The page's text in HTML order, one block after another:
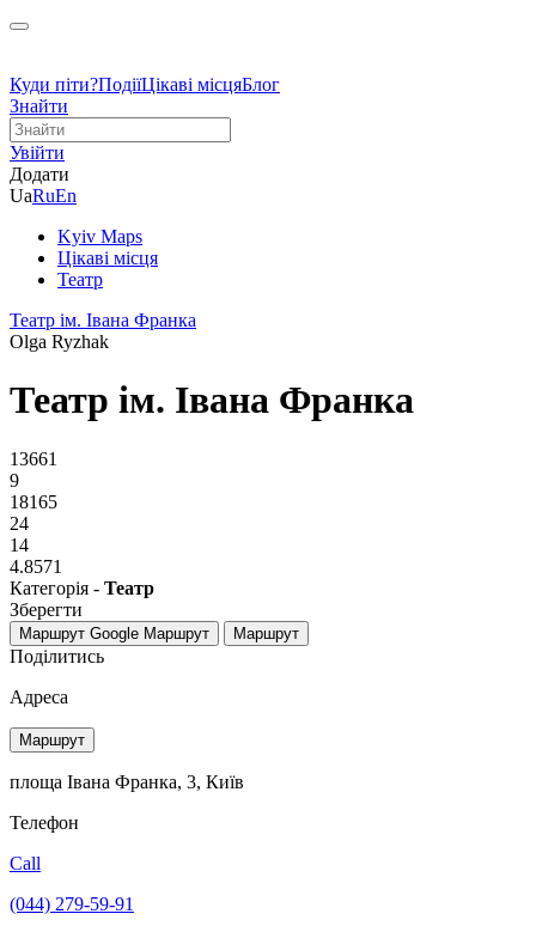
Куди піти?ПодіїЦікаві місцяБлог
Знайти
Увійти
Додати
UaRuEn
Kyiv Maps
Цікаві місця
Театр
Театр ім. Івана Франка
Olga Ryzhak
Театр ім. Івана Франка
13661
9
18165
24
14
4.8571
Категорія - Театр
Зберегти
Маршрут Google Маршрут Маршрут
Поділитись
Адреса
Маршрут
площа Івана Франка, 3, Київ
Телефон
Call
(044) 279-59-91